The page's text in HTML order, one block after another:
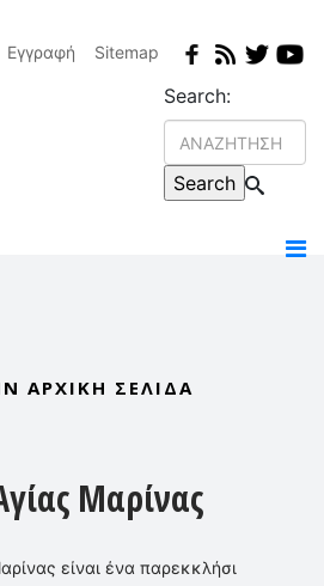
Εγγραφή Sitemap
Search:
ΑΡΧΙΚΉ ΣΕΛΊΔΑ
Μαρίνας
είναι ένα παρεκκλήσι